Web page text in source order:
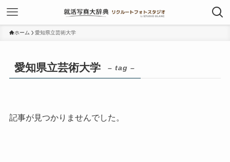
ホーム 愛知県立芸術大学
愛知県立芸術大学 – tag –
記事が見つかりませんでした。